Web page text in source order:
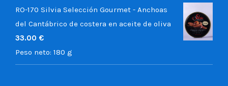
RO-170 Silvia Selección Gourmet - Anchoas
del Cantábrico de costera en aceite de oliva
33.00 €
Peso neto: 180 g